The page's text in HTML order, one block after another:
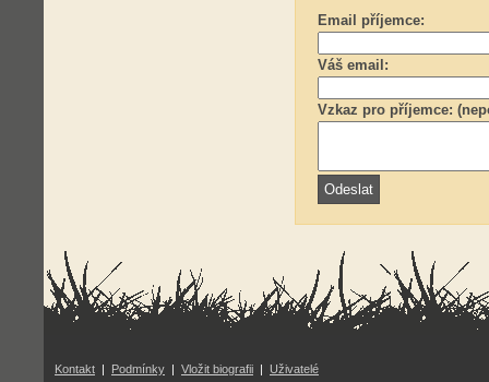
Email příjemce:
Váš email:
Vzkaz pro příjemce:
Kontakt | Podmínky | Vložit biografii | Uživatelé